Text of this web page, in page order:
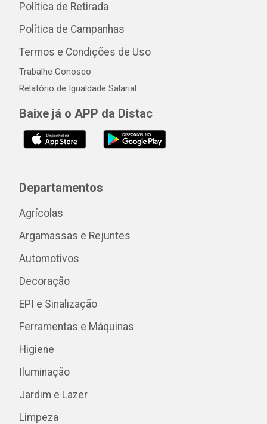
Política de Retirada
Política de Campanhas
Termos e Condições de Uso
Trabalhe Conosco
Relatório de Igualdade Salarial
Baixe já o APP da Distac
Departamentos
Agrícolas
Argamassas e Rejuntes
Automotivos
Decoração
EPI e Sinalização
Ferramentas e Máquinas
Higiene
Iluminação
Jardim e Lazer
Limpeza